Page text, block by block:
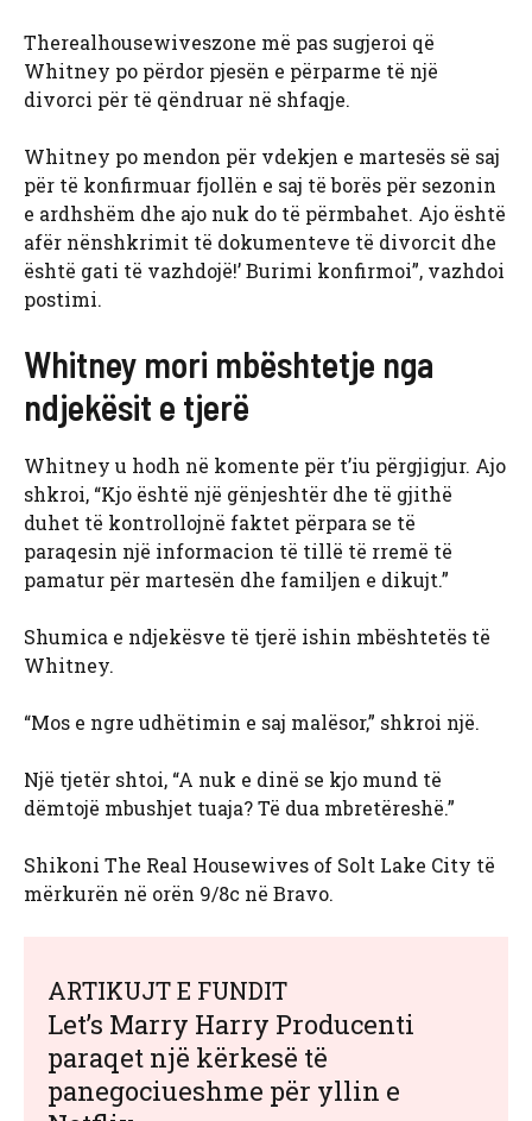
Therealhousewiveszone më pas sugjeroi që
Whitney po përdor pjesën e përparme të një
divorci për të qëndruar në shfaqje.
Whitney po mendon për vdekjen e martesës së saj
për të konfirmuar fjollën e saj të borës për sezonin
e ardhshëm dhe ajo nuk do të përmbahet. Ajo është
afër nënshkrimit të dokumenteve të divorcit dhe
është gati të vazhdojë!’ Burimi konfirmoi”, vazhdoi
postimi.
Whitney mori mbështetje nga
ndjekësit e tjerë
Whitney u hodh në komente për t’iu përgjigjur. Ajo
shkroi, “Kjo është një gënjeshtër dhe të gjithë
duhet të kontrollojnë faktet përpara se të
paraqesin një informacion të tillë të rremë të
pamatur për martesën dhe familjen e dikujt.”
Shumica e ndjekësve të tjerë ishin mbështetës të
Whitney.
“Mos e ngre udhëtimin e saj malësor,” shkroi një.
Një tjetër shtoi, “A nuk e dinë se kjo mund të
dëmtojë mbushjet tuaja? Të dua mbretëreshë.”
Shikoni The Real Housewives of Solt Lake City të
mërkurën në orën 9/8c në Bravo.
ARTIKUJT E FUNDIT
Let’s Marry Harry Producenti
paraqet një kërkesë të
panegociueshme për yllin e